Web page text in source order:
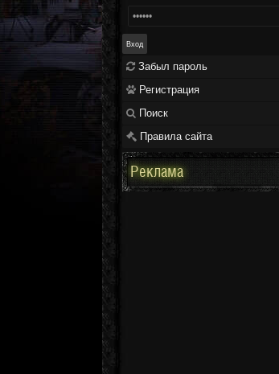
Забыл пароль
Регистрация
Поиск
Правила сайта
Реклама